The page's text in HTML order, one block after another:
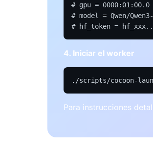
# gpu = 0000:01:00.0
# model = Qwen/
# hf_token =
4. Iniciar el worker
./scripts/cocoon-
Para instrucciones